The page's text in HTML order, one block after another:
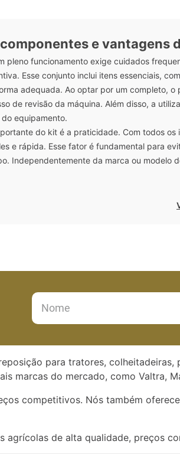
e vantagens
pleno funcionamento exige cuidados
Esse conjunto inclui itens essenciais,
adequada. Ao optar por um completo,
de revisão da máquina. Além disso, a
equipamento.
do kit é a praticidade. Com todos
e rápida. Esse fator é fundamental para
Independentemente da marca ou modelo
para tratores,
marcas do mercado, como Valtra,
competitivos. Nós também
agrícolas de alta qualidade, preços